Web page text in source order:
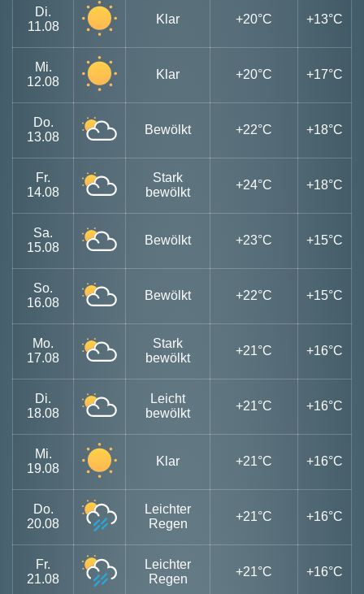
Di.
11.08
Klar +20°C +13°C
Mi.
12.08
Klar +20°C +17°C
Do.
13.08
Bewölkt +22°C +18°C
Fr.
14.08
Stark
bewölkt
+24°C +18°C
Sa.
15.08
Bewölkt +23°C +15°C
So.
16.08
Bewölkt +22°C +15°C
Mo.
17.08
Stark
bewölkt
+21°C +16°C
Di.
18.08
Leicht
bewölkt
+21°C +16°C
Mi.
19.08
Klar +21°C +16°C
Do.
20.08
Leichter
Regen
+21°C +16°C
Fr.
21.08
Leichter
Regen
+21°C +16°C